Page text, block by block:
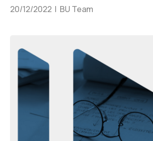
20/12/2022 | BU Team